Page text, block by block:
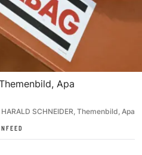
Apa
HARALD SCHNEIDER, Themenbild, Apa